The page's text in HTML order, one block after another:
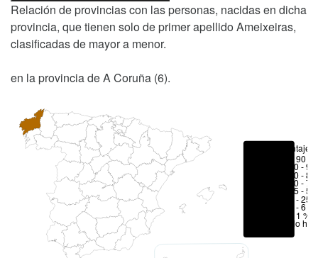
Relación de provincias con las personas, nacidas en dicha
provincia, que tienen solo de primer apellido Ameixeiras,
clasificadas de mayor a menor.
en la provincia de A Coruña (6).
Porcentajes
> 90 %
80 -
70 -
50 -
25 -
6 - 25
1 - 6 %
< 1 %
No hay